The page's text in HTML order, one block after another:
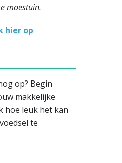
moestuin.
hier op
op? Begin
makkelijke
hoe leuk het kan
te